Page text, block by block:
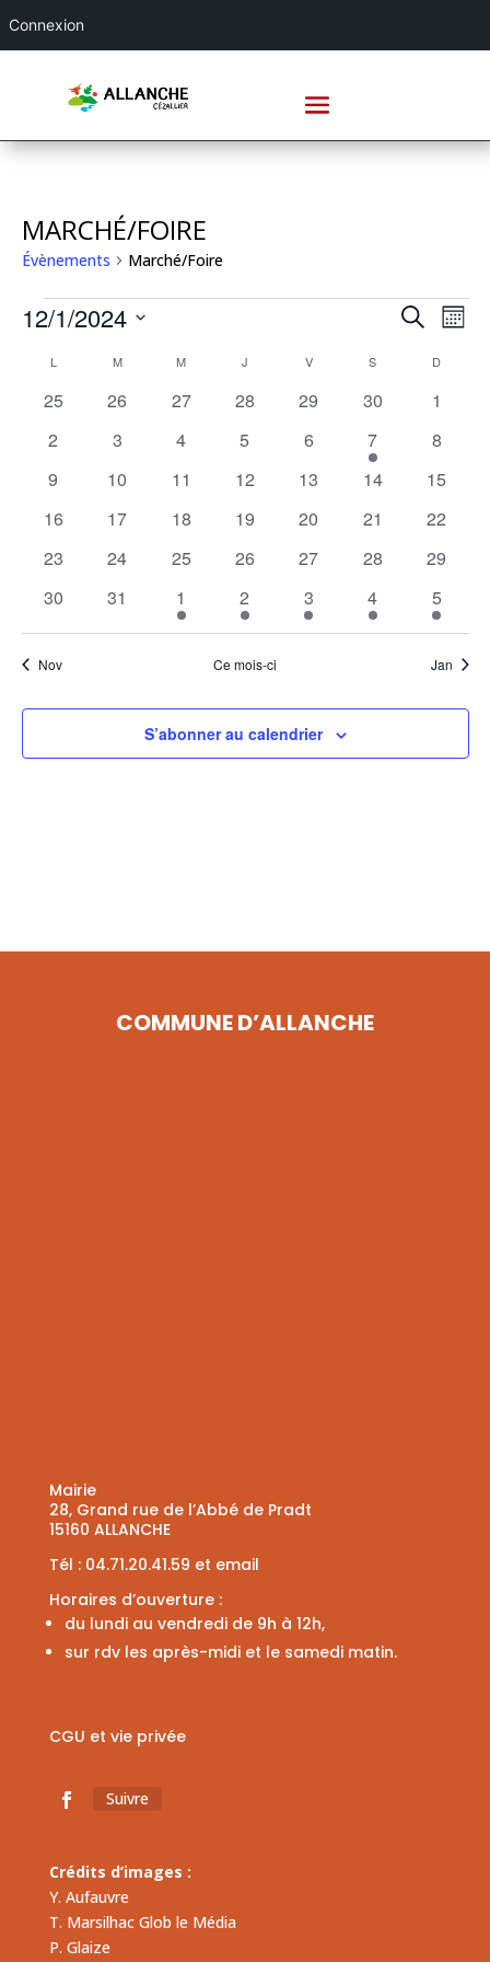
MARCHÉ/FOIRE
Évènements Marché/Foire
ÉVÈNEMENTS
VUES
Recherche
DE
Mois
12/1/2024
date.
CALENDRIER
DE
L MMARDI M MERCREDI
J VVENDREDIS D
0
25
0
26
0
27
0
28
0
29
0
30
0
1
0
2
0
3
0
4
0
5
0
évènements
6
1
évènement
7
0
8
0
9
0
10
0
11
0
12
0
13
0
14
0
15
0
16
0
17
0
18
0
19
0
20
0
21
0
22
0
23
0
24
0
25
0
26
0
27
0
28
0
29
0
30
0
évènements
31
1
évènement
1
1
évènement
2
1
évènement
3
1
évènement
4
1
5
Nov Ce mois-ci Jan
S’abonner au calendrier
COMMUNE D’ALLANCHE
Mairie
28, Grand rue de l’Abbé de Pradt
15160 ALLANCHE
Tél : 04.71.20.41.59 et email
Horaires d’ouverture :
du lundi au vendredi de 9h à 12h,
sur rdv les après-midi et le samedi matin.
CGU et vie privée
Suivre
Crédits d’images :
Y. Aufauvre
T. Marsilhac Glob le Média
P. Glaize
Connexion